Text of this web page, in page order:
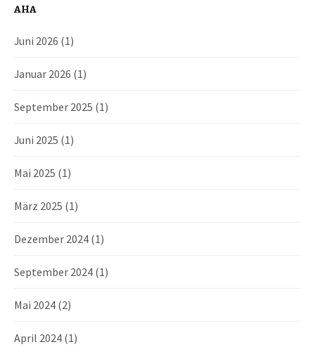
-
N
a
v
i
g
a
t
i
o
n
AHA
Juni 2026 (1)
Januar 2026 (1)
September 2025 (1)
Juni 2025 (1)
Mai 2025 (1)
März 2025 (1)
Dezember 2024 (1)
September 2024 (1)
Mai 2024 (2)
April 2024 (1)